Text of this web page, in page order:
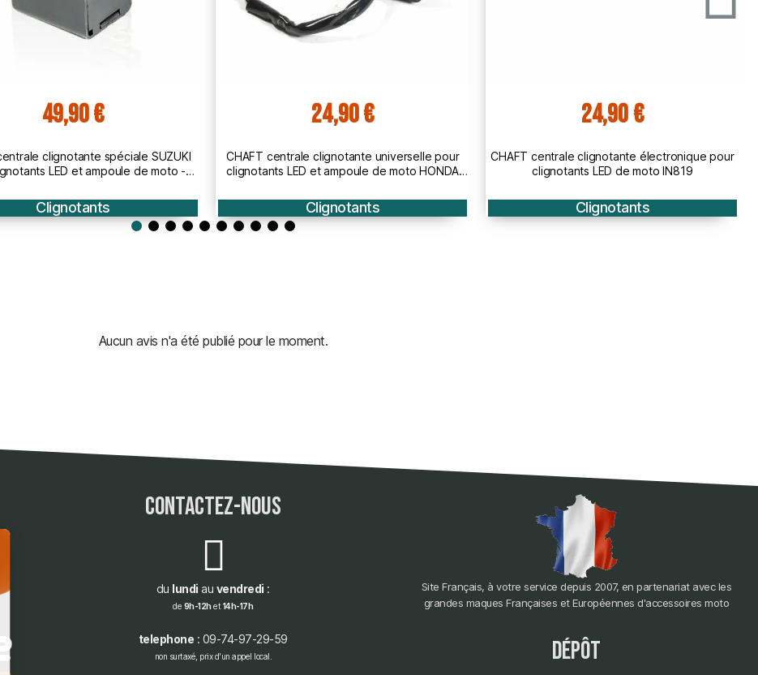
24,90 €
CHAFT centrale clignotante universelle pour
clignotants LED et ampoule de moto HONDA
Clignotants
24,90 €
CHAFT centrale clignotante électronique pour
clignotants LED de moto IN819
Clignotants
64,90 €
CHAFT paire de clignotants moto
ATOMIC à led HOMOLOGUE CE -
Clignotants
Aucun avis n'a été publié pour le moment.
contactez-nous
du lundi au vendredi :
de 9h-12het 14h-17h
telephone : 09-74-97-29-59
non surtaxé, prix d'un appel local.
Site Français, à votre service depuis 2007, en partenariat avec les
grandes maques Françaises et Européennes d'accessoires moto
dépôt